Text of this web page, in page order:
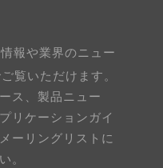
報や業界のニュー
覧いただけます。
ス、製品ニュー
リケーションガイ
ーリングリストに
。